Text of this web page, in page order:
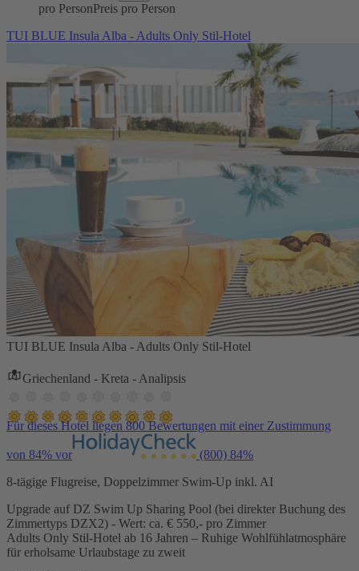
pro PersonPreis pro Person
TUI BLUE Insula Alba - Adults Only Stil-Hotel
TUI BLUE Insula Alba - Adults Only Stil-Hotel
Griechenland - Kreta - Analipsis
Für dieses Hotel liegen 800 Bewertungen mit einer Zustimmung
von 84% vor (800) 84%
8-tägige Flugreise, Doppelzimmer Swim-Up inkl. AI
Upgrade auf DZ Swim Up Sharing Pool (bei direkter Buchung des
Zimmertyps DZX2) - Wert: ca. € 550,- pro Zimmer
Adults Only Stil-Hotel ab 16 Jahren – Ruhige Wohlfühlatmosphäre
für erholsame Urlaubstage zu zweit